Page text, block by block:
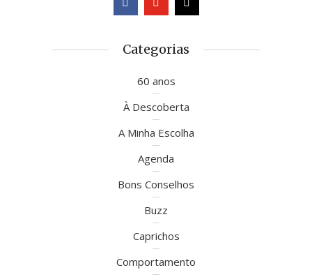
Categorias
60 anos
À Descoberta
A Minha Escolha
Agenda
Bons Conselhos
Buzz
Caprichos
Comportamento